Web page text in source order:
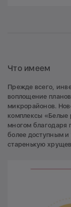
Что имеем
Прежде всего,
воплощение
микрорайонов.
комплексы
многом благодаря
более доступным
старенькую